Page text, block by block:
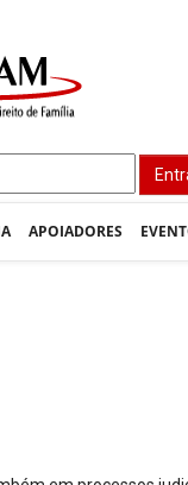
APOIADORES